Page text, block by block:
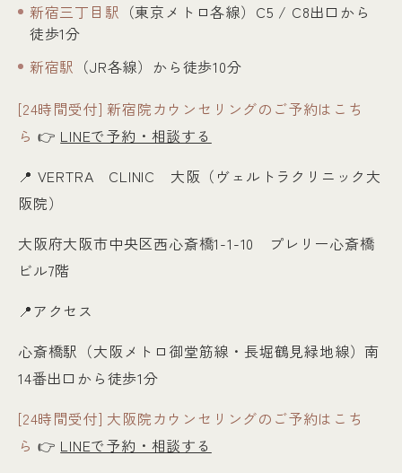
新宿三丁目駅 （東京メトロ各線）C5 / C8出口から
徒歩1分
新宿駅 （JR各線）から徒歩10分
[24時間受付] 新宿院カウンセリングのご予約はこち
ら 👉 LINEで予約・相談する
📍 VERTRA CLINIC 大阪（ヴェルトラクリニック大
阪院）
大阪府大阪市中央区西心斎橋1-1-10 プレリー心斎橋
ビル7階
📍アクセス
心斎橋駅（大阪メトロ御堂筋線・長堀鶴見緑地線）南
14番出口から徒歩1分
[24時間受付] 大阪院カウンセリングのご予約はこち
ら 👉 LINEで予約・相談する